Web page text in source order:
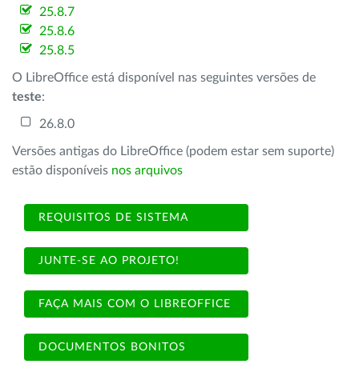
25.8.7
25.8.6
25.8.5
O LibreOffice está disponível nas seguintes versões de
teste:
26.8.0
Versões antigas do LibreOffice (podem estar sem suporte)
estão disponíveis nos arquivos
REQUISITOS DE SISTEMA
JUNTE-SE AO PROJETO!
FAÇA MAIS COM O LIBREOFFICE
DOCUMENTOS BONITOS